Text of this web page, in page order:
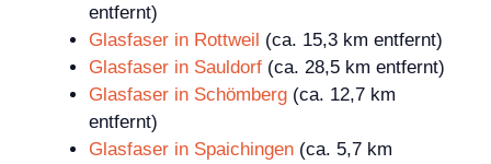
entfernt)
Glasfaser in Rottweil (ca. 15,3 km entfernt)
Glasfaser in Sauldorf (ca. 28,5 km entfernt)
Glasfaser in Schömberg (ca. 12,7 km
entfernt)
Glasfaser in Spaichingen (ca. 5,7 km